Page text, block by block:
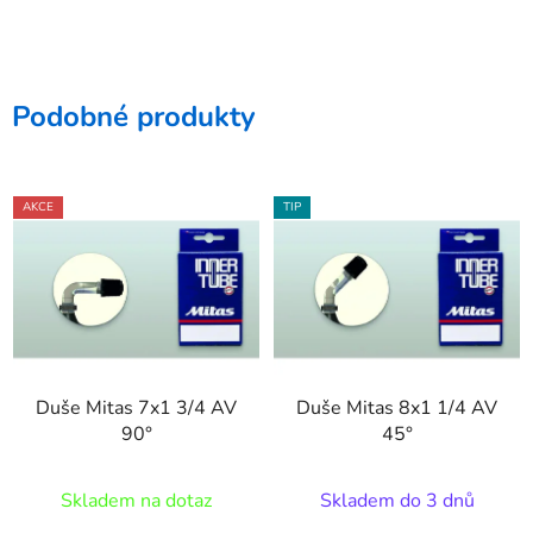
Podobné produkty
AKCE
Duše Mitas 7x1 3/4 AV
90°
Skladem na dotaz
TIP
Duše Mitas 8x1 1/4 AV
45°
Skladem do 3 dnů